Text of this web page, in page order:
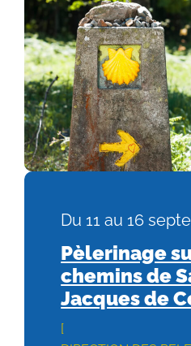
Pèlerinage
chemins de
Jacques de
du 11 au 16